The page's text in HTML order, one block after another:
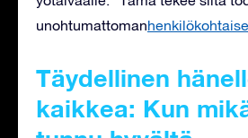
unohtumattoman
Täydellinen
kaikkea: Kun